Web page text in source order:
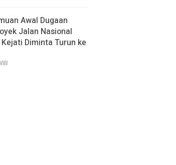
Awal Dugaan
Jalan Nasional
Diminta Turun ke